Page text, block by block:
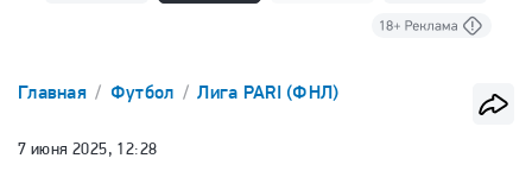
Главная Футбол Лига PARI (ФНЛ)
7 июня 2025, 12:28